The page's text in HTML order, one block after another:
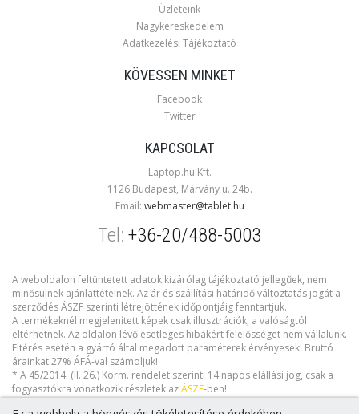
Üzleteink
Nagykereskedelem
Adatkezelési Tájékoztató
KÖVESSEN MINKET
Facebook
Twitter
KAPCSOLAT
Laptop.hu Kft.
1126 Budapest, Márvány u. 24b.
Email: webmaster@tablet.hu
Tel: +36-20/488-5003
A weboldalon feltüntetett adatok kizárólag tájékoztató jellegűek, nem
minősülnek ajánlattételnek. Az ár és szállítási határidő változtatás jogát a
szerződés ÁSZF szerinti létrejöttének időpontjáig fenntartjuk.
A termékeknél megjelenített képek csak illusztrációk, a valóságtól
eltérhetnek. Az oldalon lévő esetleges hibákért felelősséget nem vállalunk.
Eltérés esetén a gyártó által megadott paraméterek érvényesek! Bruttó
árainkat 27% ÁFÁ-val számoljuk!
* A 45/2014. (II. 26.) Korm. rendelet szerinti 14 napos elállási jog, csak a
fogyasztókra vonatkozik részletek azÁSZF-ben!